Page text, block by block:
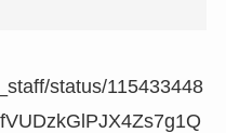
status/115433448